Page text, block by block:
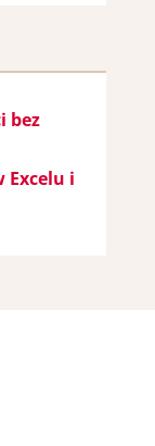
bez
Excelu i